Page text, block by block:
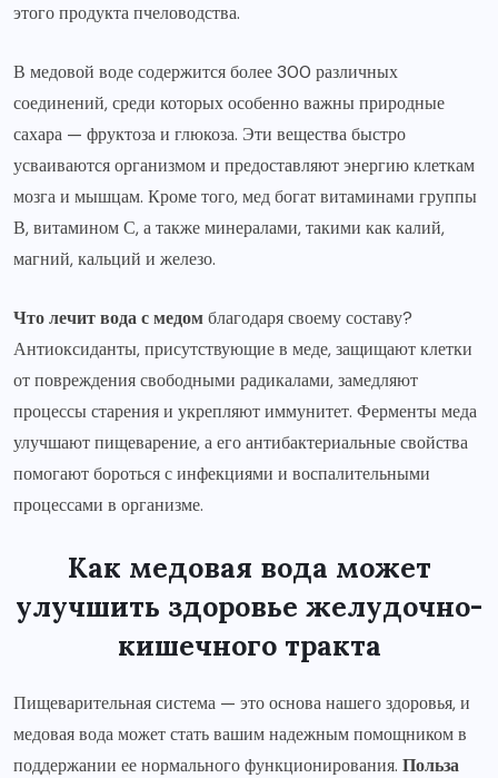
этого продукта пчеловодства.
В медовой воде содержится более 300 различных
соединений, среди которых особенно важны природные
сахара — фруктоза и глюкоза. Эти вещества быстро
усваиваются организмом и предоставляют энергию клеткам
мозга и мышцам. Кроме того, мед богат витаминами группы
В, витамином С, а также минералами, такими как калий,
магний, кальций и железо.
Что лечит вода с медомблагодаря своему составу?
Антиоксиданты, присутствующие в меде, защищают клетки
от повреждения свободными радикалами, замедляют
процессы старения и укрепляют иммунитет. Ферменты меда
улучшают пищеварение, а его антибактериальные свойства
помогают бороться с инфекциями и воспалительными
процессами в организме.
Как медовая вода может
улучшить здоровье желудочно-
кишечного тракта
Пищеварительная система — это основа нашего здоровья, и
медовая вода может стать вашим надежным помощником в
поддержании ее нормального функционирования. Польза